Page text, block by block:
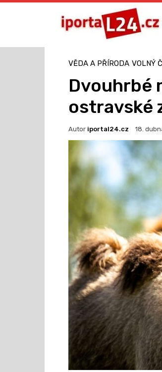
VĚDA A PŘÍRODA VOLNÝ
Dvouhrbé
ostravské
Autor iportal24.cz 18.